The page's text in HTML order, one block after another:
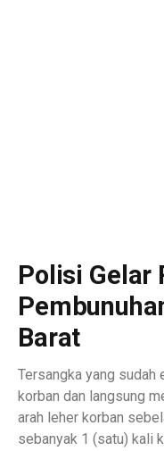
Polisi Gelar
Barat
Tersangka yang sudah
korban dan langsung
arah leher korban
sebanyak 1 (satu) kali